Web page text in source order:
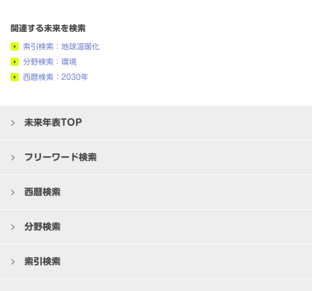
関連する未来を検索
索引検索：地球温暖化
分野検索：環境
西暦検索：2030年
未来年表TOP
フリーワード検索
西暦検索
分野検索
索引検索